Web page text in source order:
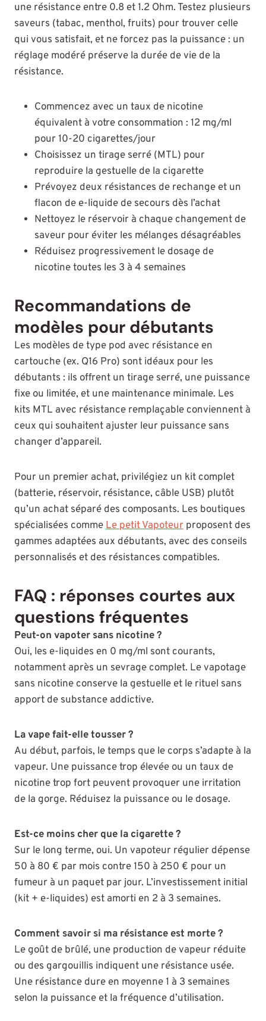
une résistance entre 0.8 et 1.2 Ohm. Testez plusieurs
saveurs (tabac, menthol, fruits) pour trouver celle
qui vous satisfait, et ne forcez pas la puissance : un
réglage modéré préserve la durée de vie de la
résistance.
Commencez avec un taux de nicotine
équivalent à votre consommation : 12 mg/ml
pour 10-20 cigarettes/jour
Choisissez un tirage serré (MTL) pour
reproduire la gestuelle de la cigarette
Prévoyez deux résistances de rechange et un
flacon de e-liquide de secours dès l’achat
Nettoyez le réservoir à chaque changement de
saveur pour éviter les mélanges désagréables
Réduisez progressivement le dosage de
nicotine toutes les 3 à 4 semaines
Recommandations de
modèles pour débutants
Les modèles de type pod avec résistance en
cartouche (ex. Q16 Pro) sont idéaux pour les
débutants : ils offrent un tirage serré, une puissance
fixe ou limitée, et une maintenance minimale. Les
kits MTL avec résistance remplaçable conviennent à
ceux qui souhaitent ajuster leur puissance sans
changer d’appareil.
Pour un premier achat, privilégiez un kit complet
(batterie, réservoir, résistance, câble USB) plutôt
qu’un achat séparé des composants. Les boutiques
spécialisées commeLe petit Vapoteur proposent des
gammes adaptées aux débutants, avec des conseils
personnalisés et des résistances compatibles.
FAQ : réponses courtes aux
questions fréquentes
Peut-on vapoter sans nicotine ?
Oui, les e-liquides en 0 mg/ml sont courants,
notamment après un sevrage complet. Le vapotage
sans nicotine conserve la gestuelle et le rituel sans
apport de substance addictive.
La vape fait-elle tousser ?
Au début, parfois, le temps que le corps s’adapte à la
vapeur. Une puissance trop élevée ou un taux de
nicotine trop fort peuvent provoquer une irritation
de la gorge. Réduisez la puissance ou le dosage.
Est-ce moins cher que la cigarette ?
Sur le long terme, oui. Un vapoteur régulier dépense
50 à 80 € par mois contre 150 à 250 € pour un
fumeur à un paquet par jour. L’investissement initial
(kit + e-liquides) est amorti en 2 à 3 semaines.
Comment savoir si ma résistance est morte ?
Le goût de brûlé, une production de vapeur réduite
ou des gargouillis indiquent une résistance usée.
Une résistance dure en moyenne 1 à 3 semaines
selon la puissance et la fréquence d’utilisation.